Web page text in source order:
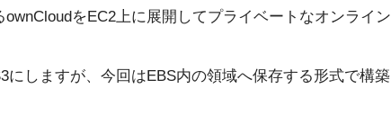
をEC2上に展開してプライベートなオンライン
にしますが、今回はEBS内の領域へ保存する形式で構築